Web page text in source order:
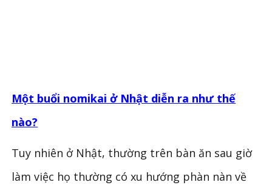
Một buổi nomikai ở Nhật diễn ra như thế
nào?
Tuy nhiên ở Nhật, thường trên bàn ăn sau giờ
làm việc họ thường có xu hướng phàn nàn về